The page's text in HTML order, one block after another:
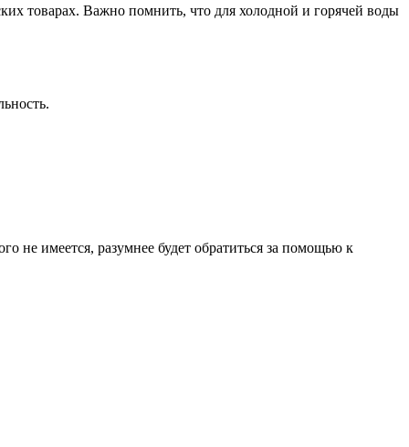
товарах. Важно помнить, что для холодной и горячей воды
не имеется, разумнее будет обратиться за помощью к